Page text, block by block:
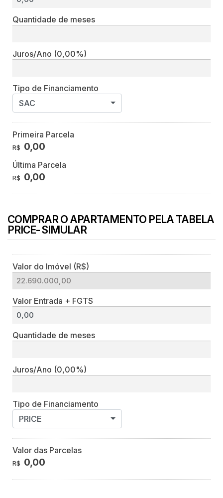
Quantidade de meses
Juros/Ano (0,00%)
Tipo de Financiamento
SAC
Primeira Parcela
R$ 0,00
Última Parcela
R$ 0,00
COMPRAR O APARTAMENTO PELA TABELA
PRICE- SIMULAR
Valor do Imóvel (R$)
Valor Entrada + FGTS
Quantidade de meses
Juros/Ano (0,00%)
Tipo de Financiamento
PRICE
Valor das Parcelas
R$ 0,00